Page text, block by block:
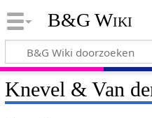
B&G Wiki
Knevel & Van